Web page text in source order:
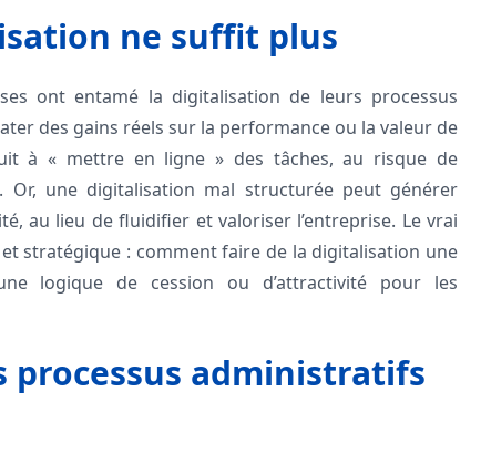
ne suffit plus
ont entamé la digitalisation de leurs processus
des gains réels sur la performance ou la valeur de
à « mettre en ligne » des tâches, au risque de
Or, une digitalisation mal structurée peut générer
au lieu de fluidifier et valoriser l’entreprise. Le vrai
stratégique : comment faire de la digitalisation une
logique de cession ou d’attractivité pour les
processus administratifs